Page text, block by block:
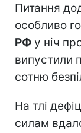
Питання
особливо
РФ у ніч
випустили
сотню
На тлі
силам